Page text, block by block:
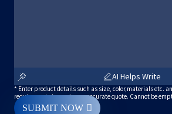
* Enter product details such as size, color,materials etc.
requirements to receive an accurate quote. Cannot be
AI Helps Write
SUBMIT NOW